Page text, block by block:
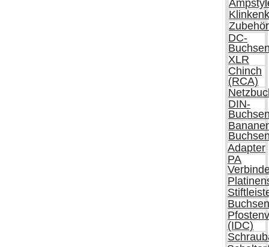
Zubehör
DC-
XLR
Chinch
(RCA)
DIN-
Adapter
PA
(IDC)